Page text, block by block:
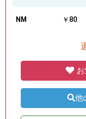
NM ￥80
他